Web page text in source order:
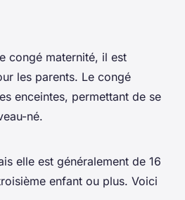
congé maternité, il est
les parents. Le congé
enceintes, permettant de se
né.
elle est généralement de 16
enfant ou plus. Voici